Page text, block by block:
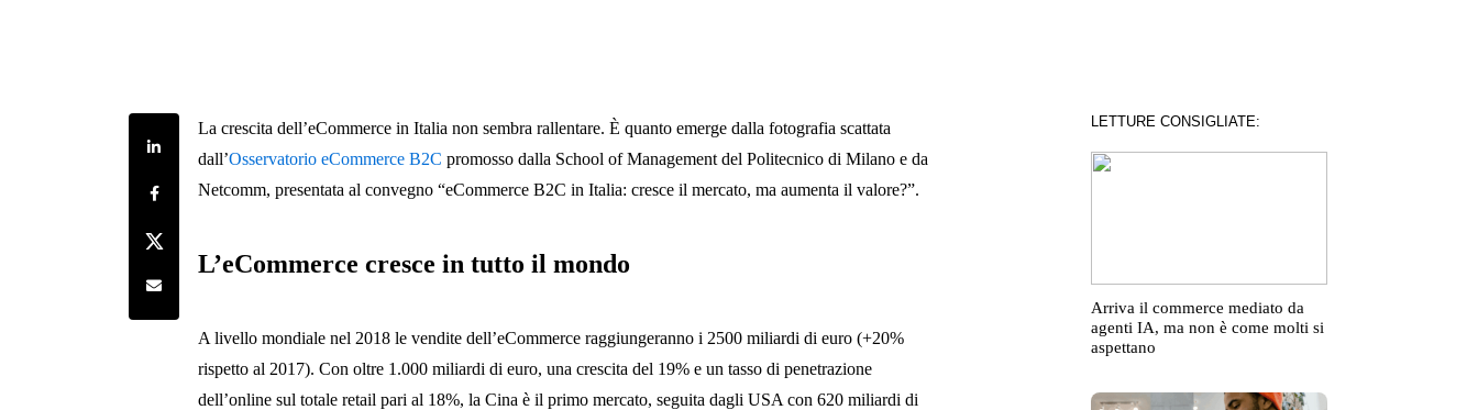
Share on LinkedIn
Share on Facebook
Share on Twitter
Share by e-mail
La crescita dell’eCommerce in Italia non sembra rallentare. È quanto emerge dalla fotografia scattata
dall’Osservatorio eCommerce B2C promosso dalla School of Management del Politecnico di Milano e da
Netcomm, presentata al convegno “eCommerce B2C in Italia: cresce il mercato, ma aumenta il valore?”.
L’eCommerce cresce in tutto il mondo
A livello mondiale nel 2018 le vendite dell’eCommerce raggiungeranno i 2500 miliardi di euro (+20%
rispetto al 2017). Con oltre 1.000 miliardi di euro, una crescita del 19% e un tasso di penetrazione
dell’online sul totale retail pari al 18%, la Cina è il primo mercato, seguita dagli USA con 620 miliardi di
LETTURE CONSIGLIATE:
Arriva il commerce mediato da
agenti IA, ma non è come molti si
aspettano